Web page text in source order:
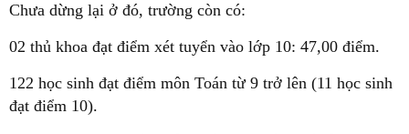
Chưa dừng lại ở đó, trường còn có:
02 thủ khoa đạt điểm xét tuyển vào lớp 10: 47,00 điểm.
122 học sinh đạt điểm môn Toán từ 9 trở lên (11 học sinh
đạt điểm 10).